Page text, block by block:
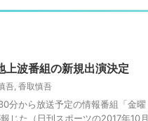
波番組の新規出演決定
吾, 香取慎吾
分から放送予定の情報番組「金曜
じた（日刊スポーツの2017年10月